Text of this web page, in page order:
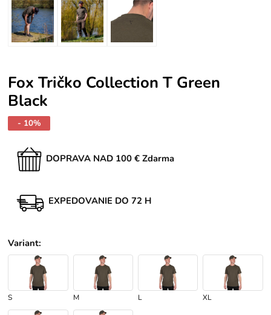
Fox Tričko Collection T Green
Black
- 10%
DOPRAVA NAD 100 € Zdarma
EXPEDOVANIE DO 72 H
Variant:
S M L XL